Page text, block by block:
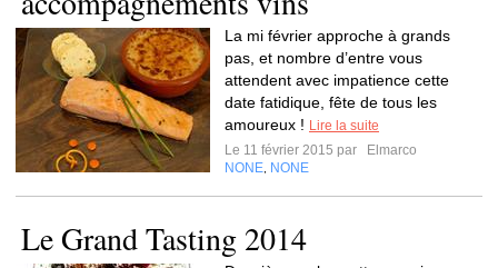
La mi février approche à grands
pas, et nombre d’entre vous
attendent avec impatience cette
date fatidique, fête de tous les
amoureux ! Lire la suite
Le 11 février 2015 par
Elmarco
NONE NONE
Le Grand Tasting 2014